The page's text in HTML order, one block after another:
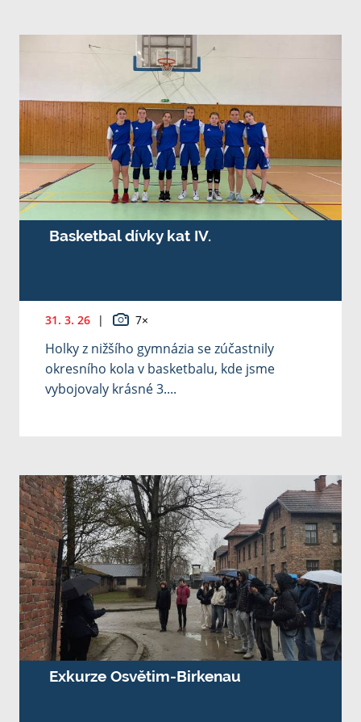
Basketbal dívky kat IV.
31. 3. 26 | 7×
Holky z nižšího gymnázia se zúčastnily
okresního kola v basketbalu, kde jsme
vybojovaly krásné 3....
Exkurze Osvětim-Birkenau